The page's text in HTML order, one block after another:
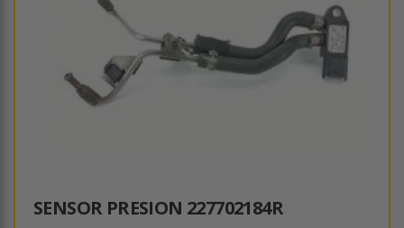
SENSOR PRESION 227702184R